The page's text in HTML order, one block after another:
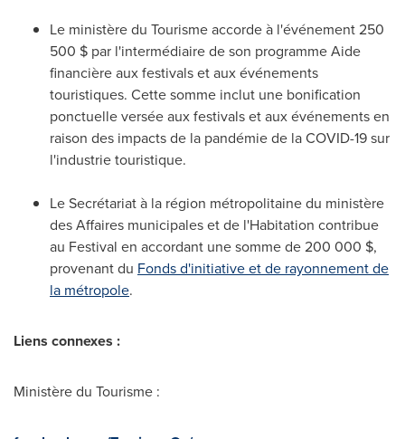
Le ministère du Tourisme accorde à l'événement 250
500 $ par l'intermédiaire de son programme Aide
financière aux festivals et aux événements
touristiques. Cette somme inclut une bonification
ponctuelle versée aux festivals et aux événements en
raison des impacts de la pandémie de la COVID-19 sur
l'industrie touristique.
Le Secrétariat à la région métropolitaine du ministère
des Affaires municipales et de l'Habitation contribue
au Festival en accordant une somme de 200 000 $,
provenant du Fonds d'initiative et de rayonnement de
la métropole.
Liens connexes :
Ministère du Tourisme :